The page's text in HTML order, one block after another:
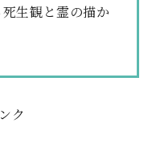
生観と霊の描か
ク